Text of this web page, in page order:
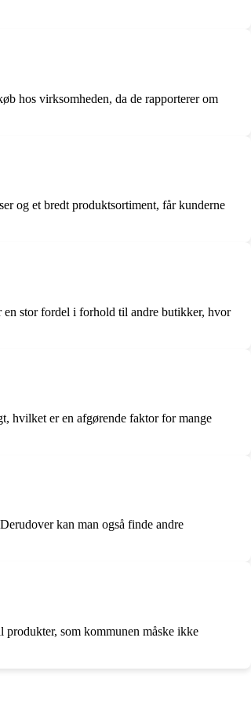
hos virksomheden, da de rapporterer om
og et bredt produktsortiment, får kunderne
en stor fordel i forhold til andre butikker, hvor
hvilket er en afgørende faktor for mange
kan man også finde andre
som kommunen måske ikke